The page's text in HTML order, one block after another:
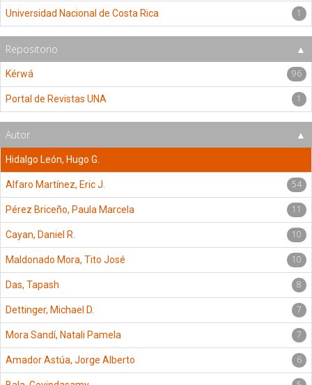
Universidad Nacional de Costa Rica 1
Repositorio
Kérwá 96
Portal de Revistas UNA 1
Autor
Hidalgo León, Hugo G.
Alfaro Martínez, Eric J. 54
Pérez Briceño, Paula Marcela 11
Cayan, Daniel R. 10
Maldonado Mora, Tito José 10
Das, Tapash 8
Dettinger, Michael D. 7
Mora Sandí, Natali Pamela 7
Amador Astúa, Jorge Alberto 6